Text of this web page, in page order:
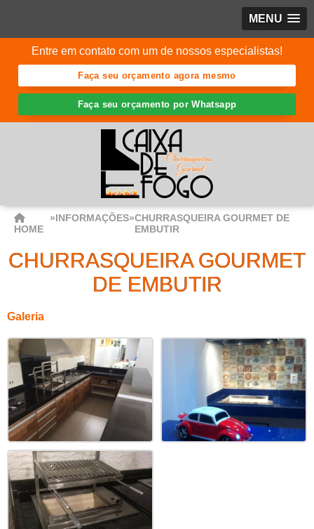
MENU
Entre em contato com um de nossos especialistas!
Faça seu orçamento agora mesmo
Faça seu orçamento por Whatsapp
HOME
»INFORMAÇÕES»CHURRASQUEIRA GOURMET DE
EMBUTIR
CHURRASQUEIRA GOURMET
DE EMBUTIR
Galeria